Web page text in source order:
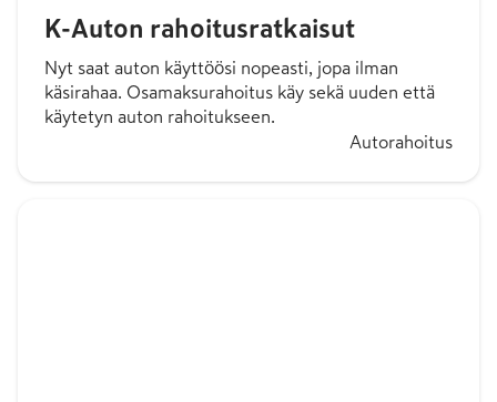
K-Auton rahoitusratkaisut
Nyt saat auton käyttöösi nopeasti, jopa ilman
käsirahaa. Osamaksurahoitus käy sekä uuden että
käytetyn auton rahoitukseen.
Autorahoitus